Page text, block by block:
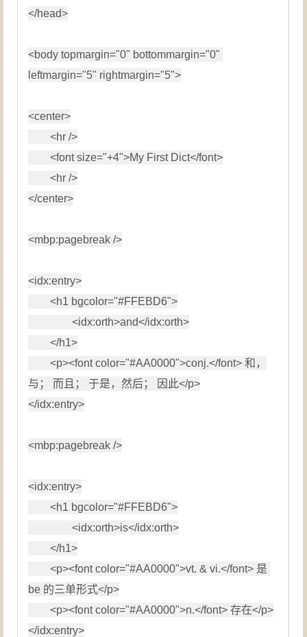
</head>
<body topmargin="0" bottommargin="0"
leftmargin="5" rightmargin="5">
<center>
<hr />
<font size="+4">My First Dict</font>
<hr />
</center>
<mbp:pagebreak />
<idx:entry>
<h1 bgcolor="#FFEBD6">
<idx:orth>and</idx:orth>
</h1>
<p><font color="#AA0000">conj.</font> 和，
与； 而且； 于是，然后； 因此</p>
</idx:entry>
<mbp:pagebreak />
<idx:entry>
<h1 bgcolor="#FFEBD6">
<idx:orth>is</idx:orth>
</h1>
<p><font color="#AA0000">vt. & vi.</font> 是
be 的三单形式</p>
<p><font color="#AA0000">n.</font> 存在</p>
</idx:entry>